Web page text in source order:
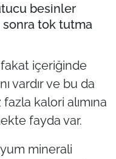
besinler
tok tutma
içeriğinde
vardır ve bu da
kalori alımına
fayda var.
minerali